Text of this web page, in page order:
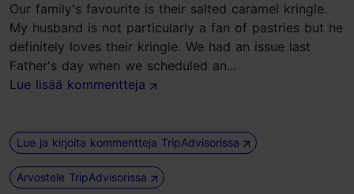
Our family's favourite is their salted caramel kringle.
My husband is not particularly a fan of pastries but he
definitely loves their kringle. We had an issue last
Father's day when we scheduled an...
Lue lisää kommentteja
Lue ja kirjoita kommentteja TripAdvisorissa
Arvostele TripAdvisorissa